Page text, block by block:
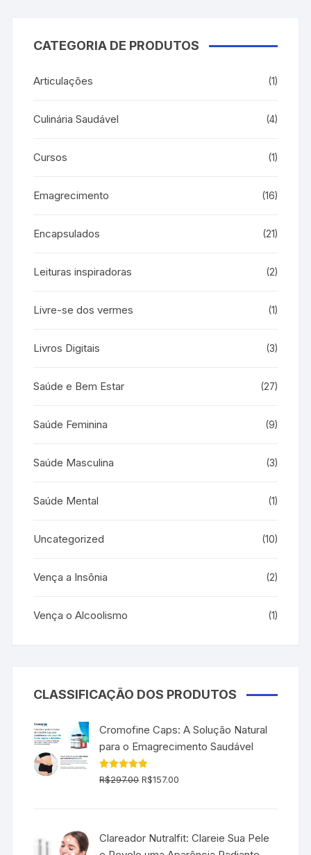
CATEGORIA DE PRODUTOS
Articulações (1)
Culinária Saudável (4)
Cursos (1)
Emagrecimento (16)
Encapsulados (21)
Leituras inspiradoras (2)
Livre-se dos vermes (1)
Livros Digitais (3)
Saúde e Bem Estar (27)
Saúde Feminina (9)
Saúde Masculina (3)
Saúde Mental (1)
Uncategorized (10)
Vença a Insônia (2)
Vença o Alcoolismo (1)
CLASSIFICAÇÃO DOS PRODUTOS
Cromofine Caps: A Solução Natural
para o Emagrecimento Saudável
Avaliação
5.00de 5
R$297.00 O
R$297.00.
R$157.00
R$157.00.
Clareador Nutralfit: Clareie Sua Pele